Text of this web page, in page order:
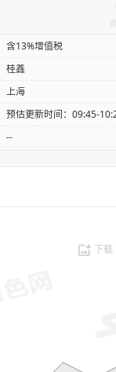
含13%增值税
桂鑫
上海
预估更新时间：09:45-
--
下载